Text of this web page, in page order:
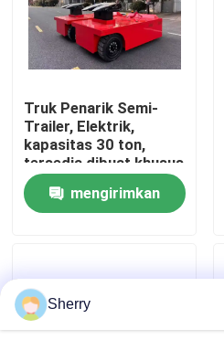
Tur Pabrik
Kontrol kualitas
Hubungi kami
Berita
Forklift Pallet Listrik
Truk Penarik Semi-
Trailer, Elektrik,
kapasitas 30 ton,
tersedia dibuat khusus
mengirimkan
Sherry